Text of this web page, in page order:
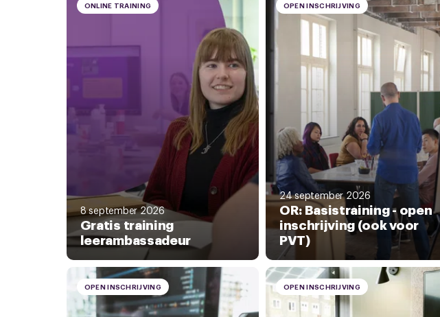
ONLINE TRAINING
8 september 2026
Gratis training
leerambassadeur
OPEN INSCHRIJVING
24 september 2026
OR: Basistraining - open
inschrijving (ook voor
PVT)
OPEN INSCHRIJVING OPEN INSCHRIJVING